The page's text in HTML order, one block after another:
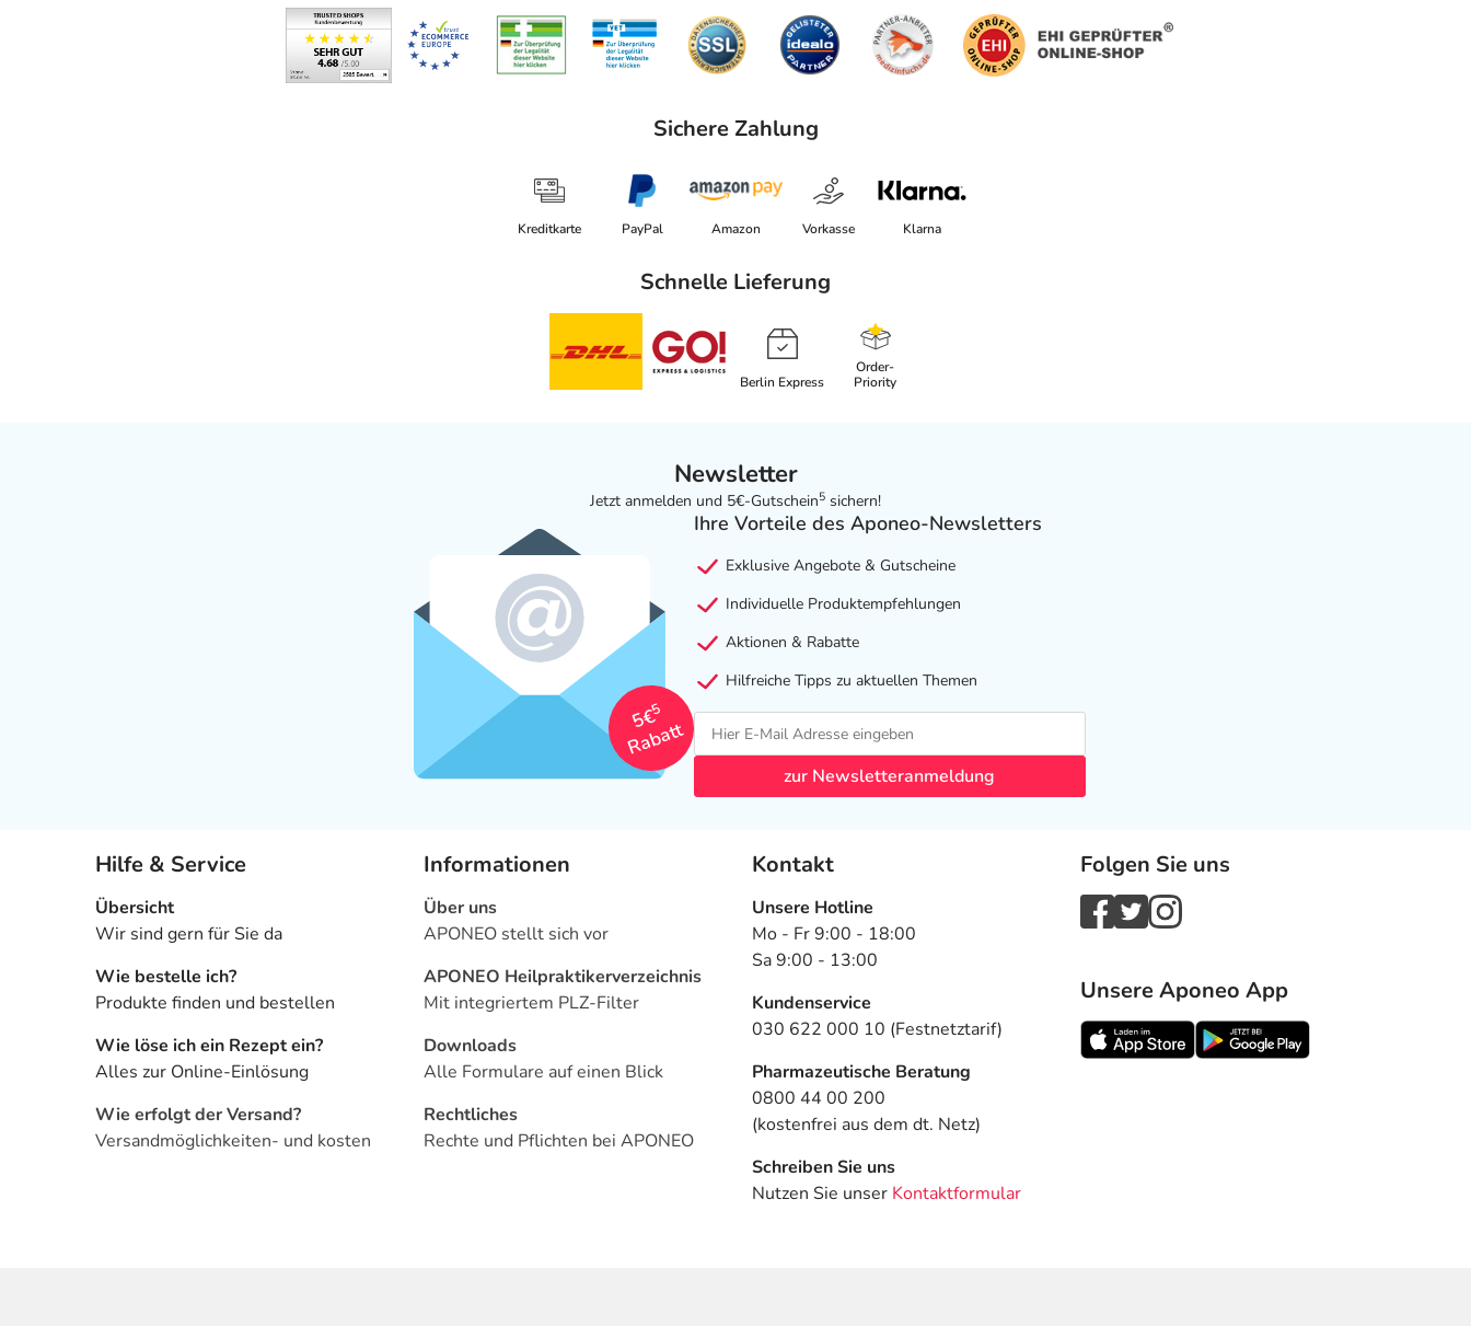
Sichere Zahlung
Kreditkarte PayPal Amazon Vorkasse Klarna
Schnelle Lieferung
Berlin Express
Order-
Priority
Newsletter
Jetzt anmelden und 5€-Gutschein5 sichern!
5€
5
Rabatt
Ihre Vorteile des Aponeo-Newsletters
Exklusive Angebote & Gutscheine
Individuelle Produktempfehlungen
Aktionen & Rabatte
Hilfreiche Tipps zu aktuellen Themen
zur Newsletteranmeldung
Hilfe & Service
Übersicht
Wir sind gern für Sie da
Wie bestelle ich?
Produkte finden und bestellen
Wie löse ich ein Rezept ein?
Alles zur Online-Einlösung
Wie erfolgt der Versand?
Versandmöglichkeiten- und kosten
Informationen
Über uns
APONEO stellt sich vor
APONEO Heilpraktikerverzeichnis
Mit integriertem PLZ-Filter
Downloads
Alle Formulare auf einen Blick
Rechtliches
Rechte und Pflichten bei APONEO
Kontakt
Unsere Hotline
Mo - Fr 9:00 - 18:00
Sa 9:00 - 13:00
Kundenservice
030 622 000 10 (Festnetztarif)
Pharmazeutische Beratung
0800 44 00 200
(kostenfrei aus dem dt. Netz)
Schreiben Sie uns
Nutzen Sie unser Kontaktformular
Folgen Sie uns
Unsere Aponeo App